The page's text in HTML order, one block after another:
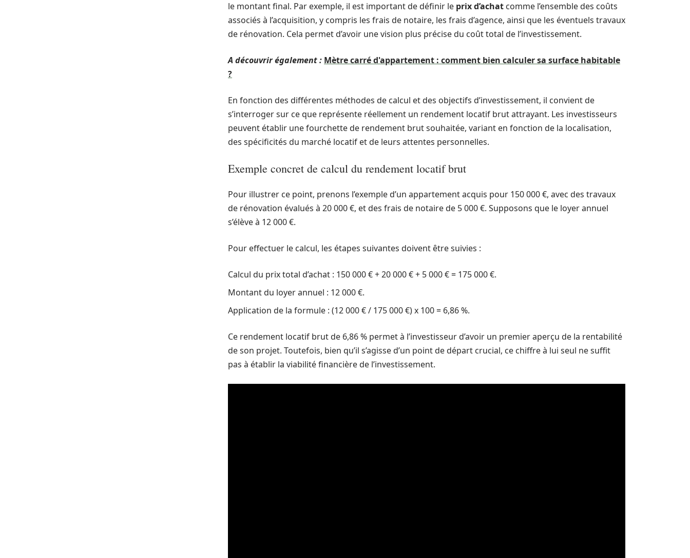
le montant final. Par exemple, il est important de définir le prix d’achat comme l’ensemble des coûts
associés à l’acquisition, y compris les frais de notaire, les frais d’agence, ainsi que les éventuels travaux
de rénovation. Cela permet d’avoir une vision plus précise du coût total de l’investissement.
A découvrir également : Mètre carré d'appartement : comment bien calculer sa surface habitable
?
En fonction des différentes méthodes de calcul et des objectifs d’investissement, il convient de
s’interroger sur ce que représente réellement un rendement locatif brut attrayant. Les investisseurs
peuvent établir une fourchette de rendement brut souhaitée, variant en fonction de la localisation,
des spécificités du marché locatif et de leurs attentes personnelles.
Exemple concret de calcul du rendement locatif brut
Pour illustrer ce point, prenons l’exemple d’un appartement acquis pour 150 000 €, avec des travaux
de rénovation évalués à 20 000 €, et des frais de notaire de 5 000 €. Supposons que le loyer annuel
s’élève à 12 000 €.
Pour effectuer le calcul, les étapes suivantes doivent être suivies :
Calcul du prix total d’achat : 150 000 € + 20 000 € + 5 000 € = 175 000 €.
Montant du loyer annuel : 12 000 €.
Application de la formule : (12 000 € / 175 000 €) x 100 = 6,86 %.
Ce rendement locatif brut de 6,86 % permet à l’investisseur d’avoir un premier aperçu de la rentabilité
de son projet. Toutefois, bien qu’il s’agisse d’un point de départ crucial, ce chiffre à lui seul ne suffit
pas à établir la viabilité financière de l’investissement.